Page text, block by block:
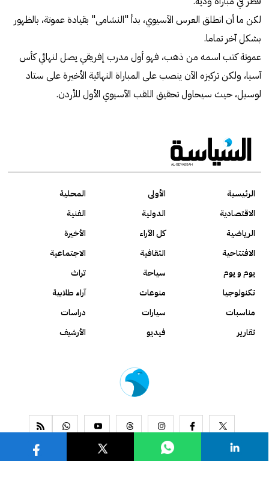
لكن ما أن انطلق العرس الآسيوي، بدأ "النشامى" بقيادة عموتة، بالظهور
بشكل آخر تماما.
عموتة كتب اسمه من ذهب، فهو أول مدرب إفريقي يصل لنهائي كأس
آسيا، ولكن تركيزه الآن ينصب على المباراة النهائية الأخيرة على ستاد
لوسيل، حيث سيحاول تحقيق اللقب الآسيوي الأول للأردن.
الرئيسية الأولى
المحلية
الاقتصادية
الدولية
الفنية
الرياضية
كل الآراء
الأخيرة
الافتتاحية
الثقافية
الاجتماعية
يوم و يوم
سياحة
تراث
تكنولوجيا
منوعات
آراء طلابية
مناسبات
سيارات
دراسات
تقارير
فيديو الأرشيف